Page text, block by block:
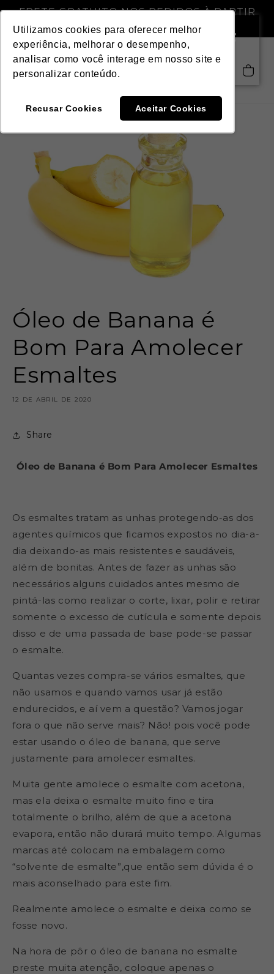
Saiba mais
Utilizamos cookies para oferecer melhor
experiência, melhorar o desempenho,
analisar como você interage em nosso site e
personalizar conteúdo.
Recusar Cookies Aceitar Cookies
para o
conteúdo
FRETE GRATUITO NOS PEDIDOS À PARTIR
DE R$ 299,00
Carrinho
Óleo de Banana é
Bom Para Amolecer
Esmaltes
12 DE ABRIL DE 2020
Share
Óleo de Banana é Bom Para Amolecer Esmaltes
Os esmaltes tratam as unhas protegendo-as dos
agentes químicos que ficamos expostos no dia-a-
dia deixando-as mais resistentes e saudáveis,
além de bonitas. Antes de fazer as unhas são
necessários alguns cuidados antes mesmo de
pintá-las como realizar o corte, lixar, polir e retirar
somente o excesso de cutícula e somente depois
disso e de uma passada de base pode-se passar
o esmalte.
Quantas vezes compra-se vários esmaltes, que
não usamos e quando vamos usar já estão
endurecidos, e aí vem a questão? Vamos jogar
fora o que não serve mais? Não! pois você pode
estar usando o óleo de banana, que serve
justamente para amolecer esmaltes.
Muita gente amolece o esmalte com acetona,
mas ela deixa o esmalte muito fino e tira
totalmente o brilho, além de que a acetona
evapora, então não durará muito tempo. Algumas
marcas até colocam na embalagem como
“solvente de esmalte”,que então sem dúvida é o
mais aconselhado para este fim.
Realmente amolece o esmalte e deixa como se
fosse novo.
Na hora de pôr o óleo de banana no esmalte
preste muita atenção, coloque apenas o